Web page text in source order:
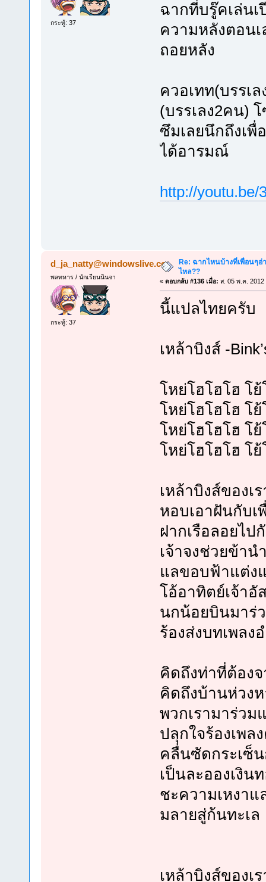
กระทู้: 37
ฉากที่บรู๊คเล่นเ
ความหลังตอน
ถอยหลัง
ควอเทท(บรรเ
(บรรเลง2คน)
ซึมเลยนึกถึงเพื่
ได้อารมณ์
http://youtu.be/
d_ja_natty@windowslive.co
พลทหาร / นักเรียนนินจา
กระทู้: 37
Re: ฉากไหนบ้างที่เพื่อนๆ
ไหล??
« ตอบกลับ #136 เมื่อ: ส. 05 พ.ค. 2012
นี้แปลไทยครับ
เหล้าบิงส์ -
โหย่โฮโฮโฮ โ
โหย่โฮโฮโฮ โ
โหย่โฮโฮโฮ โ
โหย่โฮโฮโฮ โ
เหล้าบิงส์ของเ
หอบเอาฝันกับ
ฝากเรือลอยไ
เจ้าจงช่วยข้าน
แลขอบฟ้าแต่ง
โอ้อาทิตย์เจ้าอั
นกน้อยบินมาร่
ร้องส่งบทเพลง
คิดถึงท่าที่ต้อง
คิดถึงบ้านห่วง
พวกเรามาร่วม
ปลุกใจร้องเพล
คลื่นซัดกระเซ็
เป็นละอองเงิน
ชะความเหงาแ
มลายสู่ก้นทะเล
เหล้าบิงส์ของเ